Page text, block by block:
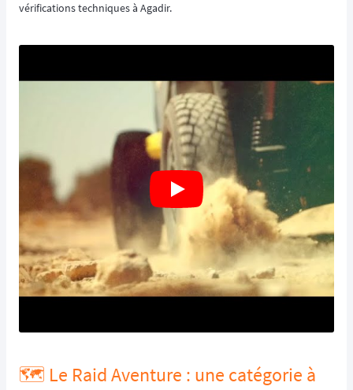
vérifications techniques à Agadir.
🗺️ Le Raid Aventure : une catégorie à